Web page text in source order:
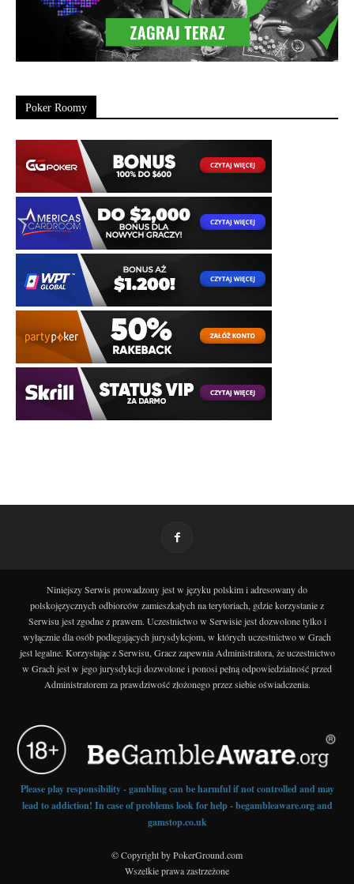
Poker Roomy
Niniejszy Serwis prowadzony jest w języku polskim i adresowany do
polskojęzycznych odbiorców zamieszkałych na terytoriach, gdzie korzystanie z
Serwisu jest zgodne z prawem. Uczestnictwo w Serwisie jest dozwolone tylko i
wyłącznie dla osób podlegających jurysdykcjom, w których uczestnictwo w Grach
jest legalne. Korzystając z Serwisu, Gracz zapewnia Administratora, że uczestnictwo
w Grach jest w jego jurysdykcji dozwolone i ponosi pełną odpowiedzialność przed
Administratorem za prawdziwość złożonego przez siebie oświadczenia.
Please play responsibility - gambling can be harmful if not controlled and may
lead to addiction! In case of problems look for help - begambleaware.org and
gamstop.co.uk
© Copyright by PokerGround.com
Wszelkie prawa zastrzeżone